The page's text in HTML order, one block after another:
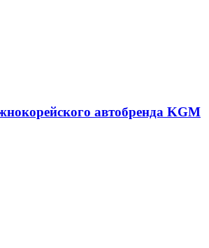
автобренда KGM